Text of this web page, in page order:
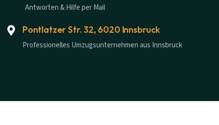
Antworten & Hilfe per Mail
Pontlatzer Str. 32, 6020 Innsbruck
Professionelles Umzugsunternehmen aus Innsbruck